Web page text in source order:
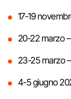
17-19
20-22 marzo
23-25 marzo
4-5 giugno